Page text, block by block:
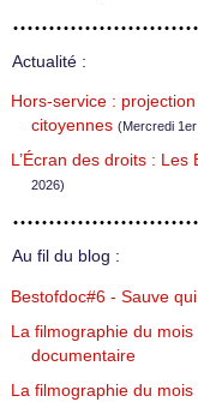
Actualité :
Hors-service :
citoyennes (Mercredi 1er
L’Écran des droits :
2026)
Au fil du blog :
Bestofdoc#6 - Sauve
La filmographie du
documentaire
La filmographie du